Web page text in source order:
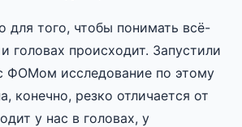
для того, чтобы понимать всё-
головах происходит. Запустили
ФОМом исследование по этому
конечно, резко отличается от
у нас в головах, у